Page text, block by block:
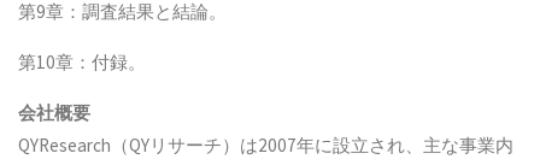
第9章：調査結果と結論。
第10章：付録。
会社概要
QYResearch（QYリサーチ）は2007年に設立され、主な事業内